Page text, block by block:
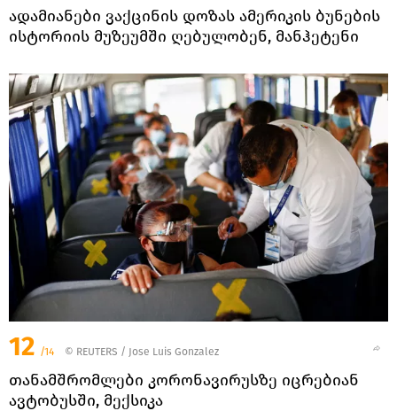
ადამიანები ვაქცინის დოზას ამერიკის ბუნების
ისტორიის მუზეუმში ღებულობენ, მანჰეტენი
12 /14 © REUTERS / Jose Luis Gonzalez
თანამშრომლები კორონავირუსზე იცრებიან
ავტობუსში, მექსიკა